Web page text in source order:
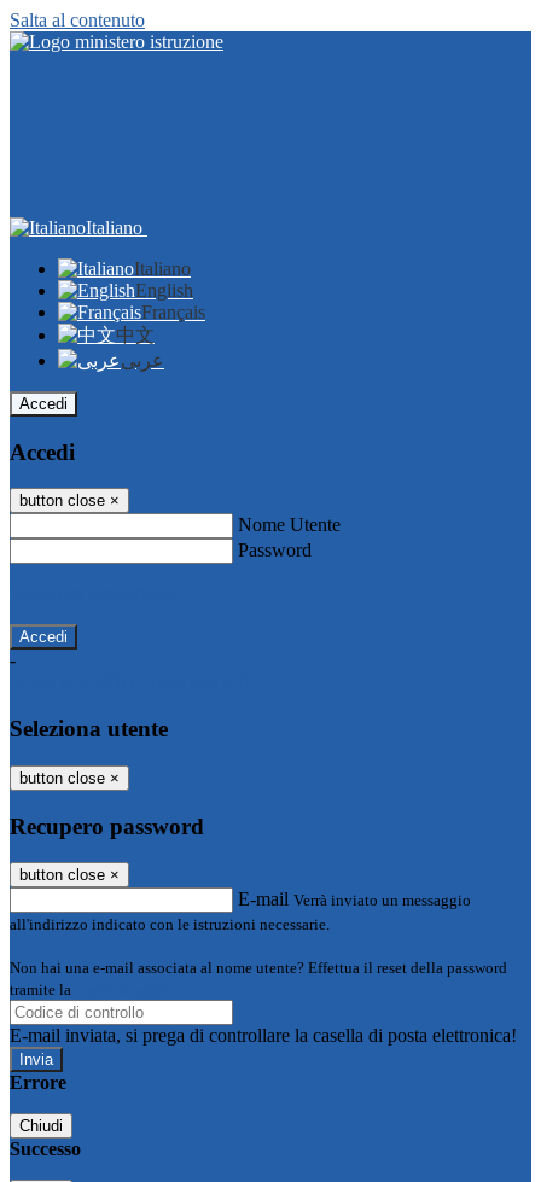
Salta al contenuto
Italiano
Italiano
English
Français
中文
عربى
Accedi
Accedi
button close ×
Nome Utente
Password
-
Seleziona utente
button close ×
Recupero password
button close ×
E-mail Verrà inviato un messaggio
all'indirizzo indicato con le istruzioni necessarie.
Non hai una e-mail associata al nome utente? Effettua il reset della password
tramite la
E-mail inviata, si prega di controllare la casella di posta elettronica!
Errore
Chiudi
Successo